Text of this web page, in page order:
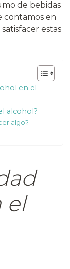
de bebidas
contamos en
estas
en el
alcohol?
algo?
el